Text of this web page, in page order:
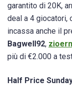
garantito di 20K,
deal a 4 giocatori,
incassa anche il
Bagwell92,
più di €2.000 a
Half Price